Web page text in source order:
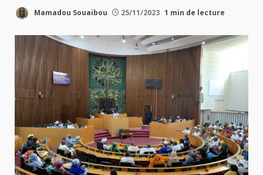
Mamadou Souaibou 25/11/2023 1 min de lecture